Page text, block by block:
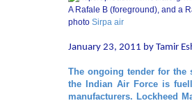
A Rafale B (foreground), and a
photo Sirpa air
January 23, 2011 by Tamir
The ongoing tender for the
the Indian Air Force is
manufacturers. Lockheed